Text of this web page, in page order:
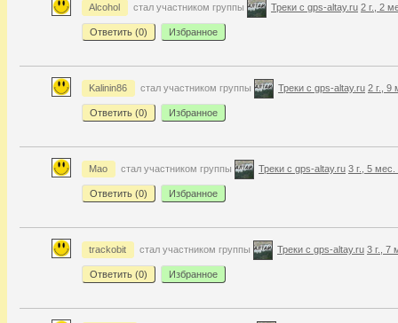
Alcohol стал участником группы Треки с gps-altay.ru 2 г., 2
Ответить (0) Избранное
Kalinin86 стал участником группы Треки с gps-altay.ru 2 г., 9
Ответить (0) Избранное
Mao стал участником группы Треки с gps-altay.ru 3 г., 5 мес.
Ответить (0) Избранное
trackobit стал участником группы Треки с gps-altay.ru 3 г., 7
Ответить (0) Избранное